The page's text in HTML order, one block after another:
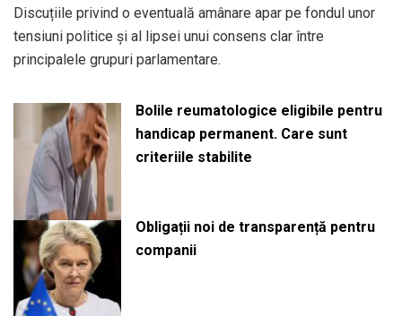
Discuțiile privind o eventuală amânare apar pe fondul unor
tensiuni politice și al lipsei unui consens clar între
principalele grupuri parlamentare.
Bolile reumatologice eligibile pentru
handicap permanent. Care sunt
criteriile stabilite
Obligații noi de transparență pentru
companii